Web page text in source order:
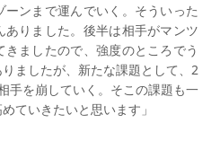
ンまで運んでいく。そういった
りました。後半は相手がマンツ
ましたので、強度のところでう
ましたが、新たな課題として、2
手を崩していく。そこの課題も一
ていきたいと思います」